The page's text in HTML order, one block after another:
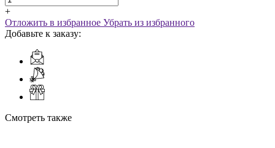
+
Отложить в избранное Убрать из избранного
Добавьте к заказу:
Смотреть также